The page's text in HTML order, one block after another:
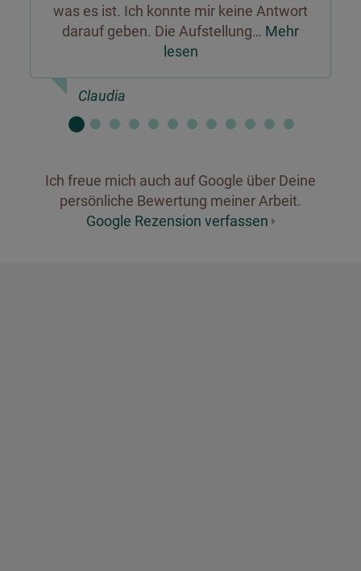
was es ist. Ich konnte mir keine Antwort
darauf geben. Die Aufstellung… Mehr
lesen
Claudia
Ich freue mich auch auf Google über Deine
persönliche Bewertung meiner Arbeit.
Google Rezension verfassen